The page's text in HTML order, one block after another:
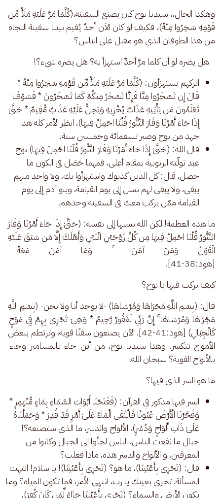
وهكذا الحال،، سيدنا نوح كان يصنع السفينة،(كُلَّمَا مَرَّ عَلَيْهِ مَلَأٌ مِّن
قَوْمِهِ سَخِرُوا مِنْهُ)، فكيف لو كان الآن أحدٌ يُقيم بيننا سفينة النجاة
من هذا الطوفان الذي هو مقبل على الناس؟
هل يضره لو أن كلما مرَّ أحدٌ استهزأ به؟ هل يضره شيء؟!
اتركهم يستهزأون: (كُلَّمَا مَرَّ عَلَيْهِ مَلَأٌ مِّن قَوْمِهِ سَخِرُوا مِنْهُ *
قَالَ إِن تَسْخَرُوا مِنَّا فَإِنَّا نَسْخَرُ مِنكُمْ كَمَا تَسْخَرُونَ * فَسَوْفَ
تَعْلَمُونَ مَن يَأْتِيهِ عَذَابٌ يُخْزِيهِ وَيَحِلُّ عَلَيْهِ عَذَابٌ مُّقِيمٌ * حَتَّىٰ
إِذَا جَاءَ أَمْرُنَا وَفَارَ التَّنُّورُ قُلْنَا احْمِلْ فِيهَا)، انظر الأمر كله هذا
جهد من نوح وصبر تسعمائة وخمسين سنة.
قال الله: (حَتَّىٰ إِذَا جَاءَ أَمْرُنَا وَفَارَ التَّنُّورُ قُلْنَا احْمِلْ فِيهَا) نوح
عبد تولّته الربوبية بمقام أعلى، فمهما حَصَل في الكون ما
حصل، قال: كل الذين كذبوك واستهزأوا بك، ولا واحد منهم
يبقى، ولا يبقى لهم نسل إلى يوم القيامة، وبنو آدم إلى يوم
القيامة ممّن يركب معك في السفينة وحدهم.
ما هذه العظمة! لكن الله نسبها إلى نفسه: (حَتَّىٰ إِذَا جَاءَ أَمْرُنَا وَفَارَ
التَّنُّورُ قُلْنَا احْمِلْ فِيهَا مِن كُلٍّ زَوْجَيْنِ اثْنَيْنِ وَأَهْلَكَ إِلَّا مَن سَبَقَ عَلَيْهِ
الْقَوْلُ وَمَنْ آمَنَ ۚ وَمَا آمَنَ مَعَهُ
[هود:38-41].
كيف نركب فيها يا نوح؟
قال: (بِسْمِ اللَّهِ مَجْرَاهَا وَمُرْسَاهَا) -لا يوجد أنا ولا نحن- (بِسْمِ اللَّهِ
مَجْرَاهَا وَمُرْسَاهَا ۚ إِنَّ رَبِّي لَغَفُورٌ رَّحِيمٌ * وَهِيَ تَجْرِي بِهِمْ فِي مَوْجٍ
كَالْجِبَالِ) [هود:41-42]. الآن يصنعون سفنًا قوية، وترتطم ببعض
الأمواج تتكسر. وهذا سيدنا نوح، من أين جاء بالمسامير وجاء
بالألواح القوية؟ سبحان الله!
ما هو السر الذي فيها؟
السر فيها مذكور في القرآن: (فَفَتَحْنَا أَبْوَابَ السَّمَاءِ بِمَاءٍ مُّنْهَمِرٍ *
وَفَجَّرْنَا الْأَرْضَ عُيُونًا فَالْتَقَى الْمَاءُ عَلَىٰ أَمْرٍ قَدْ قُدِرَ * وَحَمَلْنَاهُ
عَلَىٰ ذَاتِ أَلْوَاحٍ وَدُسُرٍ)، الألواح والدسر، ما الذي ستصنعه؟!
جبال ما نفعت الناس، الناس لجأوا الى الجبال وكانوا من
المغرقين، و الألواح والدسر هذه، ماذا فعلت؟
قال: (تَجْرِي بِأَعْيُنِنَا)، ما هو؟ (تَجْرِي بِأَعْيُنِنَا)! يا سلام! انتهت
المسألة. تجري بعينك يا رب، انتهى الأمر، فما تكون المياه؟ وما
يكون الأرض والسماء؟ (تَجْرِي بِأَعْيُنِنَا جَزَاءً لِّمَن كَانَ كُفِرَ)،